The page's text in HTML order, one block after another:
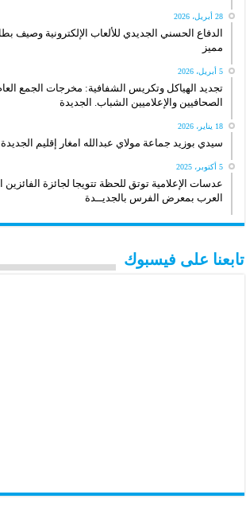
28 أبريل، 2026
الدفاع الحسني الجديدي للألعاب الإلكترونية وصيف
مميز
5 أبريل، 2026
تجديد الهياكل وتكريس الشفافية: مخرجات الجمع
الصحافيين والإعلاميين الشباب. الجديدة
18 يناير، 2026
سيدي بوزيد جماعة مولاي عبدالله امغار إقليم الجديدة
5 أكتوبر، 2025
عدسات الإعلامية توتق للحظة تتويجا لجائزة الفائزين
العرب بمعرض الفرس بالجديــدة
تابعنا على فيسبوك